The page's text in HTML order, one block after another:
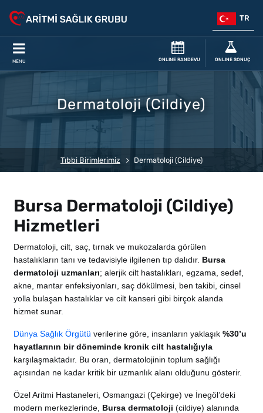
TR
MENU ONLINE RANDEVU ONLINE SONUÇ
Dermatoloji (Cildiye)
Tıbbi Birimlerimiz Dermatoloji (Cildiye)
Bursa Dermatoloji (Cildiye)
Hizmetleri
Dermatoloji, cilt, saç, tırnak ve mukozalarda görülen
hastalıkların tanı ve tedavisiyle ilgilenen tıp dalıdır. Bursa
dermatoloji uzmanları; alerjik cilt hastalıkları, egzama, sedef,
akne, mantar enfeksiyonları, saç dökülmesi, ben takibi, cinsel
yolla bulaşan hastalıklar ve cilt kanseri gibi birçok alanda
hizmet sunar.
Dünya Sağlık Örgütü verilerine göre, insanların yaklaşık%30’u
hayatlarının bir döneminde kronik cilt hastalığıyla
karşılaşmaktadır. Bu oran, dermatolojinin toplum sağlığı
açısından ne kadar kritik bir uzmanlık alanı olduğunu gösterir.
Özel Aritmi Hastaneleri, Osmangazi (Çekirge) ve İnegöl’deki
modern merkezlerinde, Bursa dermatoloji (cildiye) alanında